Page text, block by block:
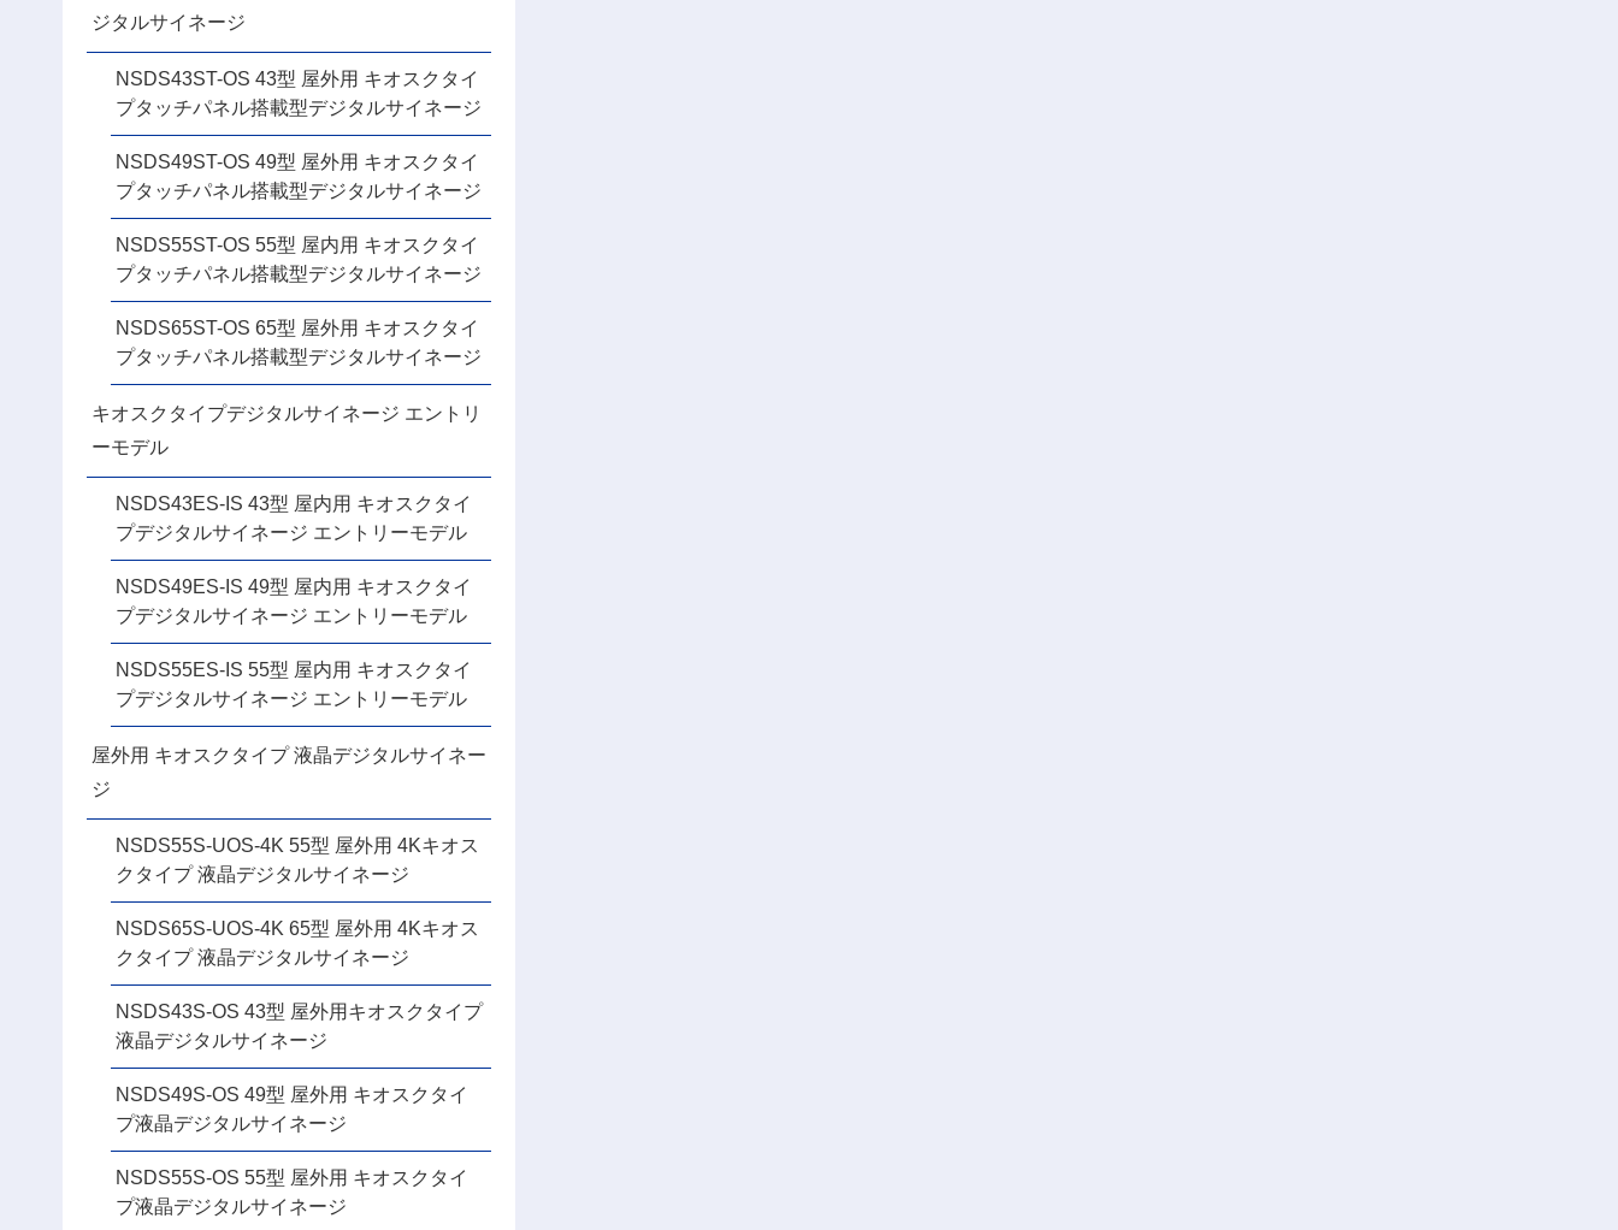
ジタルサイネージ
NSDS43ST-OS 43型 屋外用 キオスクタイ
プタッチパネル搭載型デジタルサイネージ
NSDS49ST-OS 49型 屋外用 キオスクタイ
プタッチパネル搭載型デジタルサイネージ
NSDS55ST-OS 55型 屋内用 キオスクタイ
プタッチパネル搭載型デジタルサイネージ
NSDS65ST-OS 65型 屋外用 キオスクタイ
プタッチパネル搭載型デジタルサイネージ
キオスクタイプデジタルサイネージ エントリ
ーモデル
NSDS43ES-IS 43型 屋内用 キオスクタイ
プデジタルサイネージ エントリーモデル
NSDS49ES-IS 49型 屋内用 キオスクタイ
プデジタルサイネージ エントリーモデル
NSDS55ES-IS 55型 屋内用 キオスクタイ
プデジタルサイネージ エントリーモデル
屋外用 キオスクタイプ 液晶デジタルサイネー
ジ
NSDS55S-UOS-4K 55型 屋外用 4Kキオス
クタイプ 液晶デジタルサイネージ
NSDS65S-UOS-4K 65型 屋外用 4Kキオス
クタイプ 液晶デジタルサイネージ
NSDS43S-OS 43型 屋外用キオスクタイプ
液晶デジタルサイネージ
NSDS49S-OS 49型 屋外用 キオスクタイ
プ液晶デジタルサイネージ
NSDS55S-OS 55型 屋外用 キオスクタイ
プ液晶デジタルサイネージ